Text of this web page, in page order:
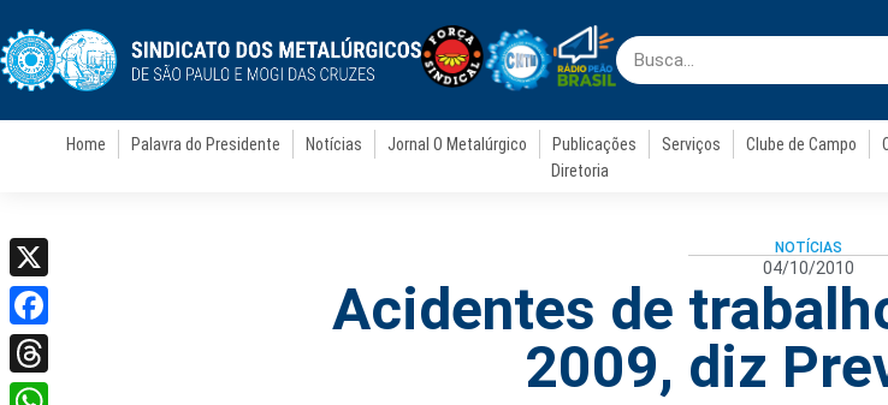
Home Palavra do Presidente Notícias Jornal O Metalúrgico Publicações Serviços Clube de Campo
Diretoria
NOTÍCIAS
04/10/2010
Acidentes de
2009, diz
X
Facebook
Threads